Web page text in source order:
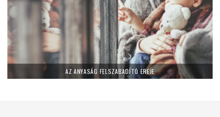
AZ ANYASÁG FELSZABADÍTÓ EREJE